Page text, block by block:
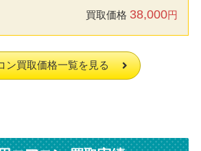
買取価格 38,000円
ン買取価格一覧を見る